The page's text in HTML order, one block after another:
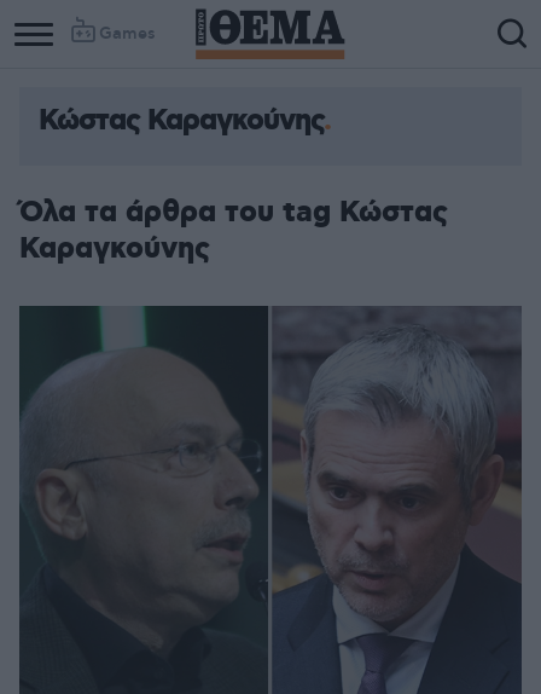
Games
Column
Column
Κώστας Καραγκούνης
Όλα τα άρθρα του tag Κώστας
Καραγκούνης